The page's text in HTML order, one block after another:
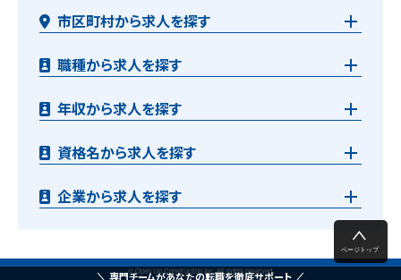
市区町村から求人を探す
職種から求人を探す
年収から求人を探す
資格名から求人を探す
企業から求人を探す
© Open Up Construction Inc. All rights reserved.
専門チームがあなたの転職を徹底サポート